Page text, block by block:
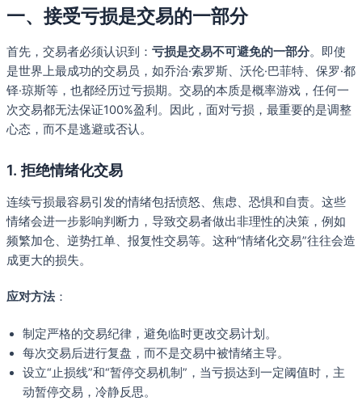
一、接受亏损是交易的一部分
首先，交易者必须认识到： 亏损是交易不可避免的一部分。即使
是世界上最成功的交易员，如乔治·索罗斯、沃伦·巴菲特、保罗·都
铎·琼斯等，也都经历过亏损期。交易的本质是概率游戏，任何一
次交易都无法保证100%盈利。因此，面对亏损，最重要的是调整
心态，而不是逃避或否认。
1. 拒绝情绪化交易
连续亏损最容易引发的情绪包括愤怒、焦虑、恐惧和自责。这些
情绪会进一步影响判断力，导致交易者做出非理性的决策，例如
频繁加仓、逆势扛单、报复性交易等。这种“情绪化交易”往往会造
成更大的损失。
应对方法 ：
制定严格的交易纪律，避免临时更改交易计划。
每次交易后进行复盘，而不是交易中被情绪主导。
设立“止损线”和“暂停交易机制”，当亏损达到一定阈值时，主
动暂停交易，冷静反思。